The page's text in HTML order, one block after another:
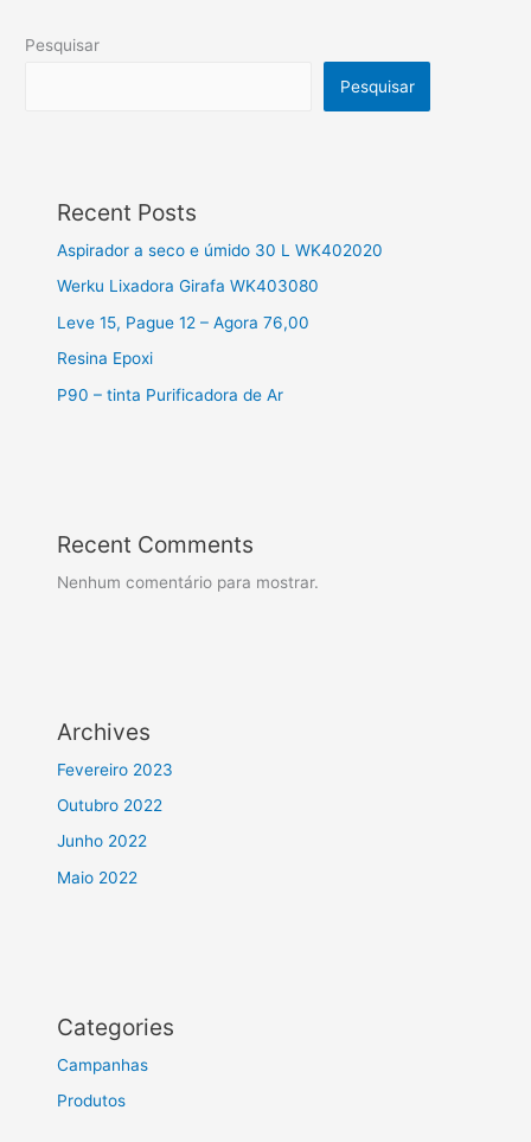
Pesquisar
Pesquisar
Recent Posts
Aspirador a seco e úmido 30 L WK402020
Werku Lixadora Girafa WK403080
Leve 15, Pague 12 – Agora 76,00
Resina Epoxi
P90 – tinta Purificadora de Ar
Recent Comments
Nenhum comentário para mostrar.
Archives
Fevereiro 2023
Outubro 2022
Junho 2022
Maio 2022
Categories
Campanhas
Produtos